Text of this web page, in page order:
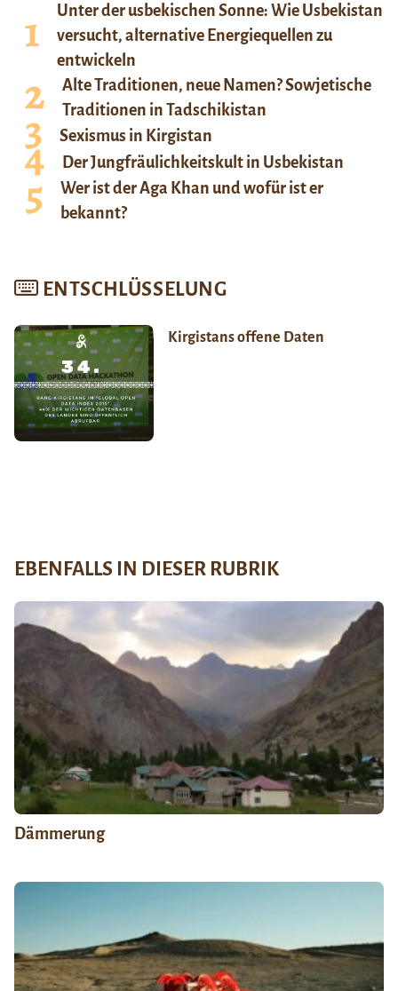
Unter der usbekischen Sonne: Wie Usbekistan
versucht, alternative Energiequellen zu
entwickeln
Alte Traditionen, neue Namen? Sowjetische
Traditionen in Tadschikistan
Sexismus in Kirgistan
Der Jungfräulichkeitskult in Usbekistan
Wer ist der Aga Khan und wofür ist er
bekannt?
ENTSCHLÜSSELUNG
Kirgistans offene Daten
EBENFALLS IN DIESER RUBRIK
Dämmerung